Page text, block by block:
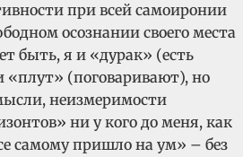
при всей самоиронии
осознании своего места
быть, я и «дурак» (есть
«плут» (поговаривают), но
неизмеримости
ни у кого до меня, как
самому пришло на ум» – без